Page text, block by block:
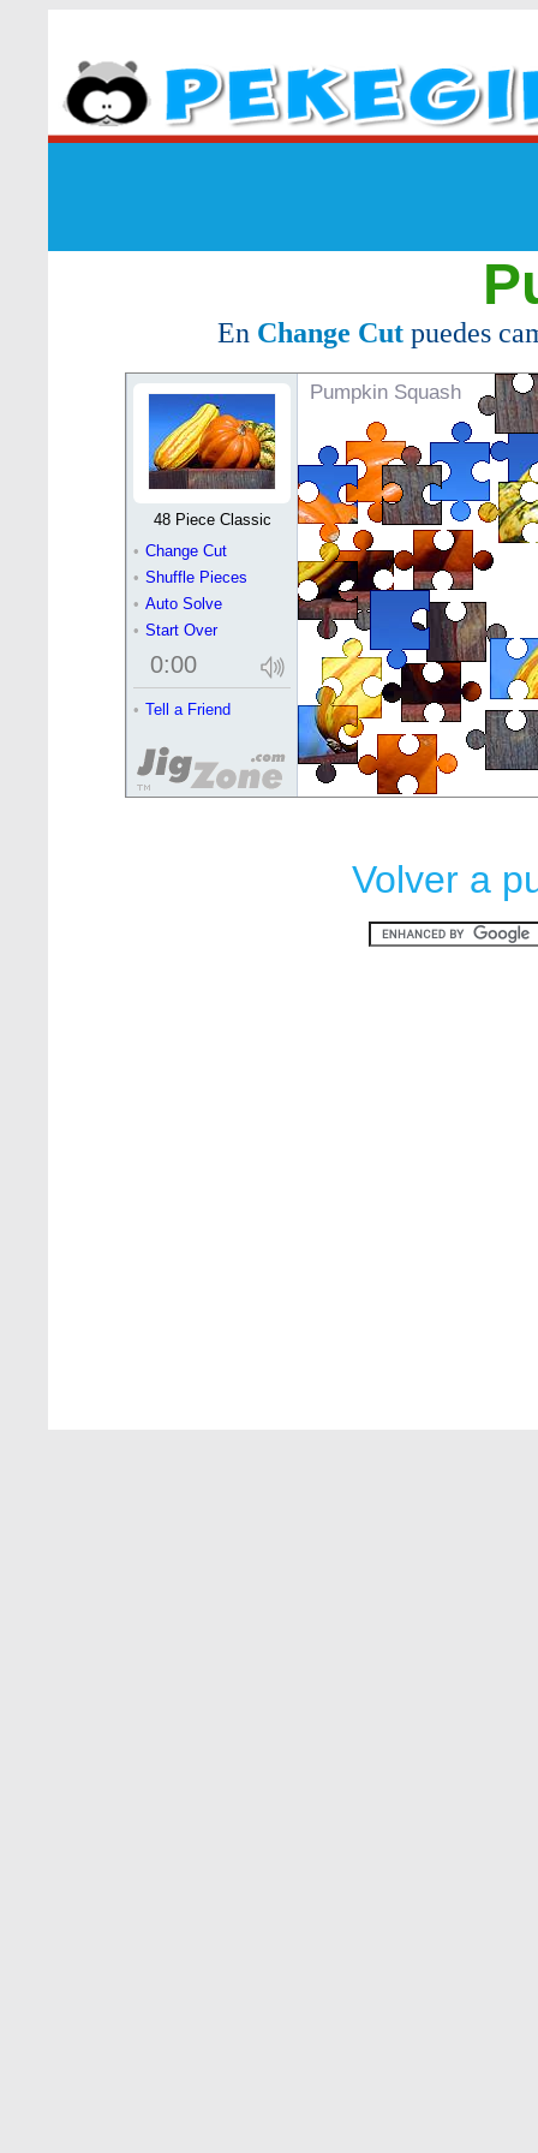
En Change Cutpuedes
Volver a